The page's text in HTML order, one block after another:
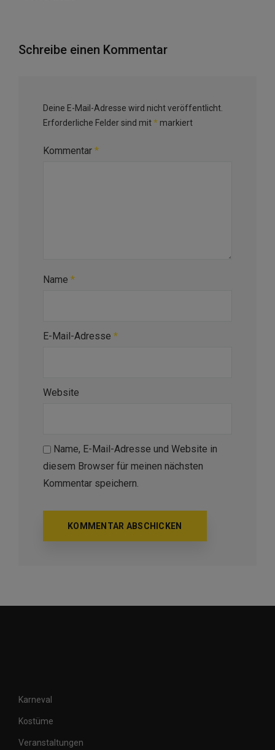
Schreibe einen Kommentar
Deine E-Mail-Adresse wird nicht veröffentlicht.
Erforderliche Felder sind mit* markiert
Kommentar *
Name *
E-Mail-Adresse *
Website
Name, E-Mail-Adresse und Website in
diesem Browser für meinen nächsten
Kommentar speichern.
Karneval
Kostüme
Veranstaltungen